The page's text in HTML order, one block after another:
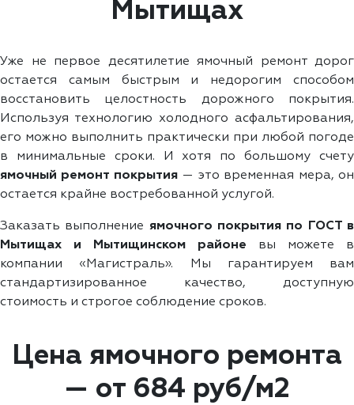
Мытищах
Уже не первое десятилетие ямочный ремонт дорог
остается самым быстрым и недорогим способом
восстановить целостность дорожного покрытия.
Используя технологию холодного асфальтирования,
его можно выполнить практически при любой погоде
в минимальные сроки. И хотя по большому счету
ямочный ремонт покрытия— это временная мера, он
остается крайне востребованной услугой.
Заказать выполнение ямочного покрытия по ГОСТ в
Мытищах и Мытищинском районе вы можете в
компании «Магистраль». Мы гарантируем вам
стандартизированное качество, доступную
стоимость и строгое соблюдение сроков.
Цена ямочного ремонта
— от 684 руб/м2